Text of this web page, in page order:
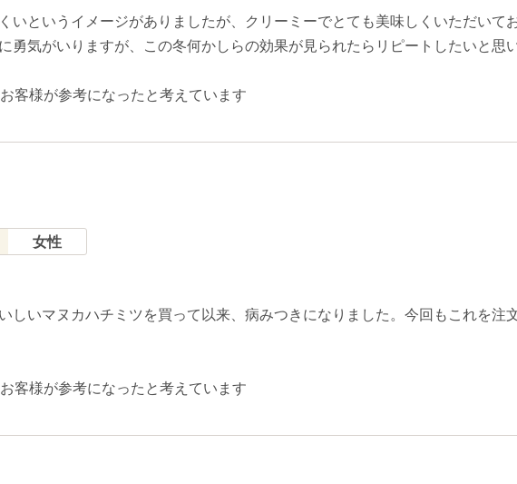
いというイメージがありましたが、クリーミーでとても美味しくいただいて
勇気がいりますが、この冬何かしらの効果が見られたらリピートしたいと思い
客様が参考になったと考えています
女性
しいマヌカハチミツを買って以来、病みつきになりました。今回もこれを注
お客様が参考になったと考えています